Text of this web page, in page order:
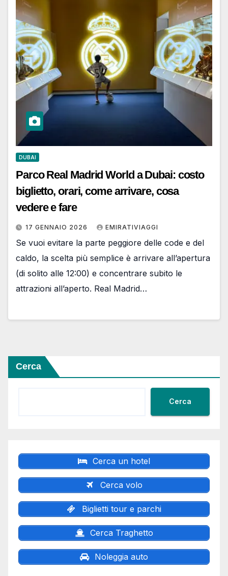
DUBAI
Parco Real Madrid World a Dubai: costo
biglietto, orari, come arrivare, cosa
vedere e fare
17 GENNAIO 2026 EMIRATIVIAGGI
Se vuoi evitare la parte peggiore delle code e del
caldo, la scelta più semplice è arrivare all’apertura
(di solito alle 12:00) e concentrare subito le
attrazioni all’aperto. Real Madrid…
Cerca
Cerca
Cerca un hotel
Cerca volo
Biglietti tour e parchi
Cerca Traghetto
Noleggia auto